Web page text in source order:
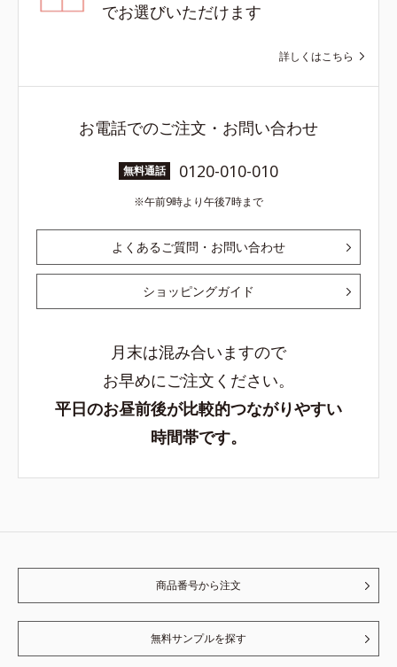
でお選びいただけます
詳しくはこちら
お電話でのご注文・お問い合わせ
無料通話 0120-010-010
午前9時より午後7時まで
よくあるご質問・お問い合わせ
ショッピングガイド
月末は混み合いますので
お早めにご注文ください。
平日のお昼前後が比較的つながりやすい
時間帯です。
商品番号から注文
無料サンプルを探す